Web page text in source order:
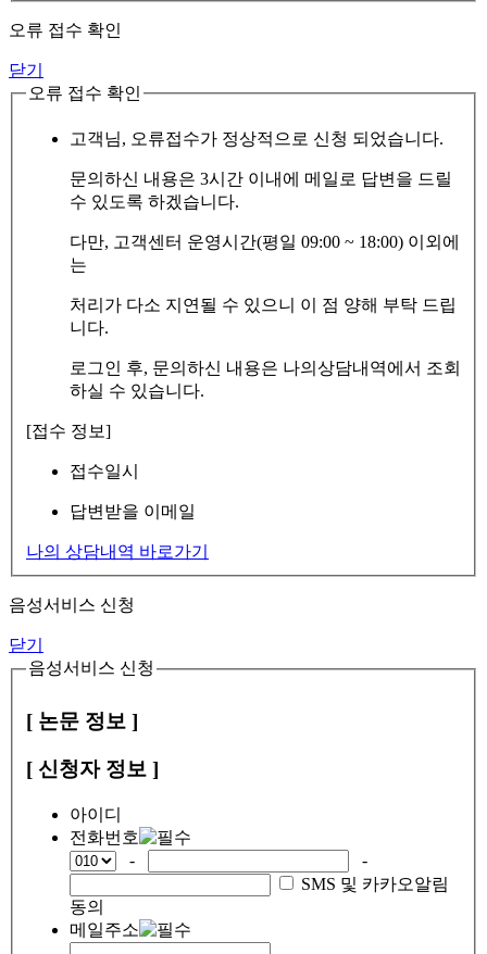
오류 접수 확인
닫기
오류 접수 확인
고객님, 오류접수가 정상적으로 신청 되었습니다.
문의하신 내용은 3시간 이내에 메일로 답변을 드릴
수 있도록 하겠습니다.
다만, 고객센터 운영시간(평일 09:00 ~ 18:00) 이외에
는
처리가 다소 지연될 수 있으니 이 점 양해 부탁 드립
니다.
로그인 후, 문의하신 내용은 나의상담내역에서 조회
하실 수 있습니다.
[접수 정보]
접수일시
답변받을 이메일
나의 상담내역 바로가기
음성서비스 신청
닫기
음성서비스 신청
[ 논문 정보 ]
[ 신청자 정보 ]
아이디
전화번호
-
-
SMS 및 카카오알림
동의
메일주소